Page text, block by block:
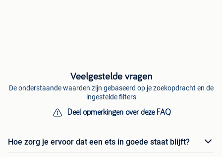
Veelgestelde vragen
De onderstaande waarden zijn gebaseerd op je zoekopdracht en de
ingestelde filters
Deel opmerkingen over deze FAQ
Hoe zorg je ervoor dat een ets in goede staat blijft?